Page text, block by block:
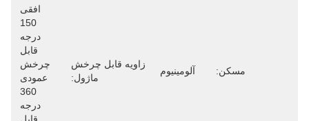
مسکن: آلومینیوم
زاویه قابل چرخش
ماژول: